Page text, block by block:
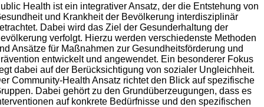
Health ist ein integrativer Ansatz, der die Entstehung von
und Krankheit der Bevölkerung interdisziplinär
Dabei wird das Ziel der Gesunderhaltung der
verfolgt. Hierzu werden verschiedenste Methoden
Ansätze für Maßnahmen zur Gesundheitsförderung und
entwickelt und angewendet. Ein besonderer Fokus
dabei auf der Berücksichtigung von sozialer Ungleichheit.
Community-Health Ansatz richtet den Blick auf spezifische
Dabei gehört zu den Grundüberzeugungen, dass es
auf konkrete Bedürfnisse und den spezifischen